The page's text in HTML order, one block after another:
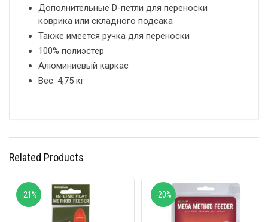
Дополнительные D-петли для переноски
коврика или складного подсака
Также имеется ручка для переноски
100% полиэстер
Алюминиевый каркас
Вес: 4,75 кг
Related Products
-21% -20%